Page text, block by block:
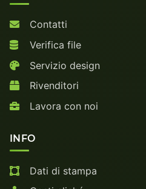
Contatti
Verifica file
Servizio design
Rivenditori
Lavora con noi
INFO
Dati di stampa